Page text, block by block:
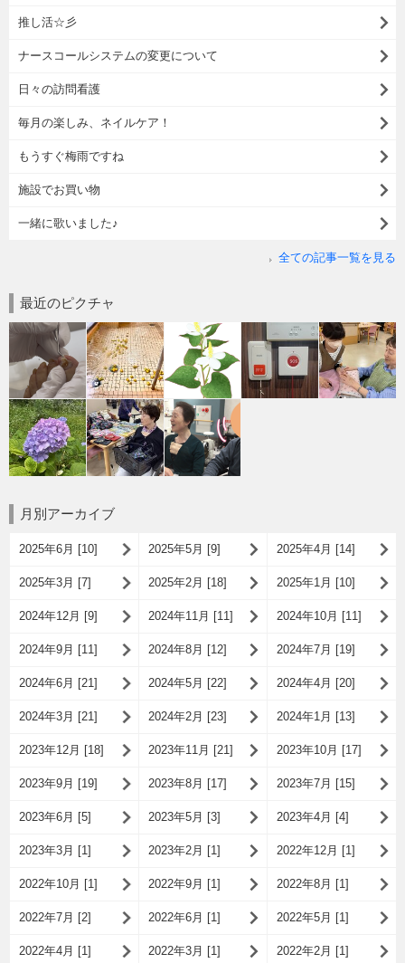
推し活☆彡
ナースコールシステムの変更について
日々の訪問看護
毎月の楽しみ、ネイルケア！
もうすぐ梅雨ですね
施設でお買い物
一緒に歌いました♪
全ての記事一覧を見る
最近のピクチャ
月別アーカイブ
2025年6月 [10] 2025年5月 [9] 2025年4月 [14]
2025年3月 [7] 2025年2月 [18] 2025年1月 [10]
2024年12月 [9] 2024年11月 [11] 2024年10月 [11]
2024年9月 [11] 2024年8月 [12] 2024年7月 [19]
2024年6月 [21] 2024年5月 [22] 2024年4月 [20]
2024年3月 [21] 2024年2月 [23] 2024年1月 [13]
2023年12月 [18] 2023年11月 [21] 2023年10月 [17]
2023年9月 [19] 2023年8月 [17] 2023年7月 [15]
2023年6月 [5] 2023年5月 [3] 2023年4月 [4]
2023年3月 [1] 2023年2月 [1] 2022年12月 [1]
2022年10月 [1] 2022年9月 [1] 2022年8月 [1]
2022年7月 [2] 2022年6月 [1] 2022年5月 [1]
2022年4月 [1] 2022年3月 [1] 2022年2月 [1]